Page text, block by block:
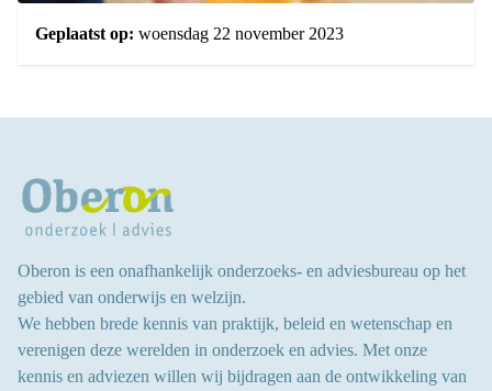
Geplaatst op: woensdag 22 november 2023
Oberon is een onafhankelijk onderzoeks- en adviesbureau op het
gebied van onderwijs en welzijn.
We hebben brede kennis van praktijk, beleid en wetenschap en
verenigen deze werelden in onderzoek en advies. Met onze
kennis en adviezen willen wij bijdragen aan de ontwikkeling van